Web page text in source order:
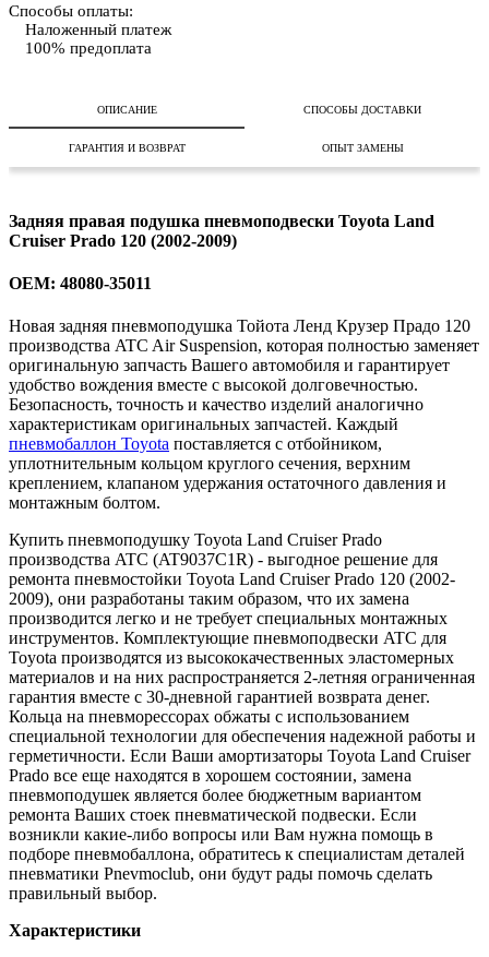
Способы оплаты:
Наложенный платеж
100% предоплата
ОПИСАНИЕ СПОСОБЫ ДОСТАВКИ
ГАРАНТИЯ И ВОЗВРАТ ОПЫТ ЗАМЕНЫ
Задняя правая подушка пневмоподвески Toyota Land
Cruiser Prado 120 (2002-2009)
OEM: 48080-35011
Новая задняя пневмоподушка Тойота Ленд Крузер Прадо 120
производства ATC Air Suspension, которая полностью заменяет
оригинальную запчасть Вашего автомобиля и гарантирует
удобство вождения вместе с высокой долговечностью.
Безопасность, точность и качество изделий аналогично
характеристикам оригинальных запчастей. Каждый
пневмобаллон Toyota поставляется с отбойником,
уплотнительным кольцом круглого сечения, верхним
креплением, клапаном удержания остаточного давления и
монтажным болтом.
Купить пневмоподушку Toyota Land Cruiser Prado
производства ATC (AT9037C1R) - выгодное решение для
ремонта пневмостойки Toyota Land Cruiser Prado 120 (2002-
2009), они разработаны таким образом, что их замена
производится легко и не требует специальных монтажных
инструментов. Комплектующие пневмоподвески ATC для
Toyota производятся из высококачественных эластомерных
материалов и на них распространяется 2-летняя ограниченная
гарантия вместе с 30-дневной гарантией возврата денег.
Кольца на пневморессорах обжаты с использованием
специальной технологии для обеспечения надежной работы и
герметичности. Если Ваши амортизаторы Toyota Land Cruiser
Prado все еще находятся в хорошем состоянии, замена
пневмоподушек является более бюджетным вариантом
ремонта Ваших стоек пневматической подвески. Если
возникли какие-либо вопросы или Вам нужна помощь в
подборе пневмобаллона, обратитесь к специалистам деталей
пневматики Pnevmoclub, они будут рады помочь сделать
правильный выбор.
Характеристики